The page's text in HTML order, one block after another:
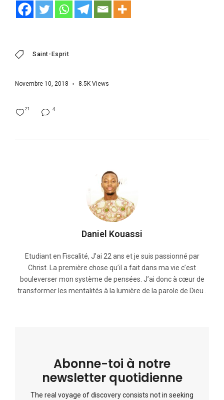
Saint-Esprit
Novembre 10, 2018 8.5K Views
4
21
Daniel Kouassi
Etudiant en Fiscalité, J’ai 22 ans et je suis passionné par
Christ. La première chose qu’il a fait dans ma vie c’est
bouleverser mon système de pensées. J’ai donc à cœur de
transformer les mentalités à la lumière de la parole de Dieu .
Abonne-toi à notre
newsletter quotidienne
The real voyage of discovery consists not in seeking